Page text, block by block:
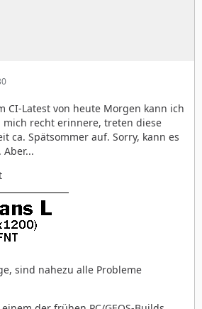
CI-Latest von heute Morgen kann ich
mich recht erinnere, treten diese
ca. Spätsommer auf. Sorry, kann es
sind nahezu alle Probleme